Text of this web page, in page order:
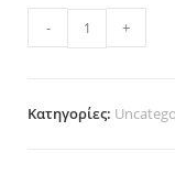
ποσότητα
- +
Κατηγορίες: